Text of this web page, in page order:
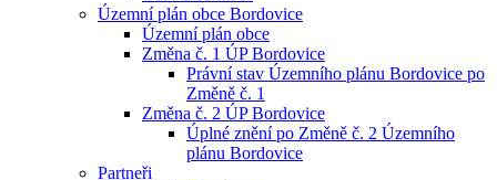
Územní plán obce Bordovice
Územní plán obce
Změna č. 1 ÚP Bordovice
Právní stav Územního plánu Bordovice po
Změně č. 1
Změna č. 2 ÚP Bordovice
Úplné znění po Změně č. 2 Územního
plánu Bordovice
Partneři